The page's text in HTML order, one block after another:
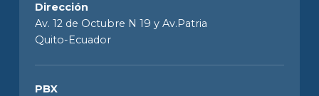
Dirección
Av. 12 de Octubre N 19 y Av.Patria
Quito-Ecuador
PBX